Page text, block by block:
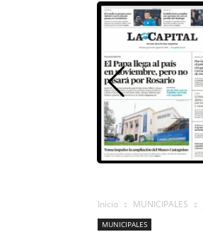
Inicio MUNICIPALES
MUNICIPALES